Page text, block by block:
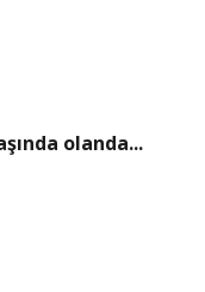
olanda...